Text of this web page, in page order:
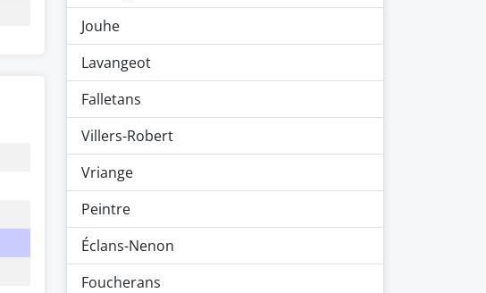
Jouhe
Lavangeot
Falletans
Villers-Robert
Vriange
Peintre
Éclans-Nenon
Foucherans